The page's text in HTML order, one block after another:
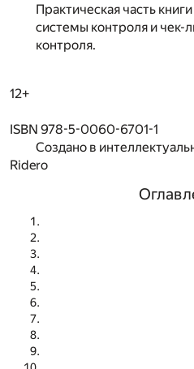
Практическая часть
системы контроля и чек-
контроля.
12+
ISBN 978-5-0060-6701-1
Создано в
Ridero